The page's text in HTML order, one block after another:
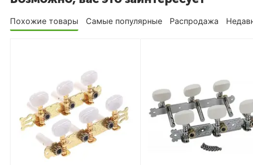
Похожие товары Самые популярные Распродажа